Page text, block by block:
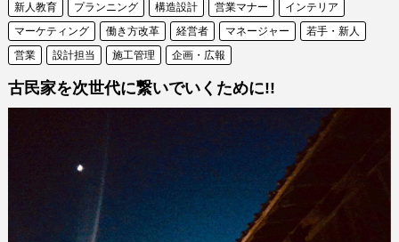
新人教育 プランニング 構造設計 営業マナー
インテリア
マーケティング
働き方改革 経営者 マネージャー
若手・新人
営業
設計担当 施工管理 企画・広報
古民家を次世代に繋いでいくために!!